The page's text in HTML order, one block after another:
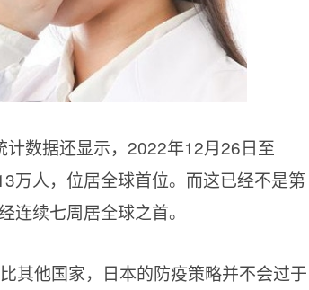
数据还显示，2022年12月26日至
万人，位居全球首位。而这已经不是第
续七周居全球之首。
其他国家，日本的防疫策略并不会过于